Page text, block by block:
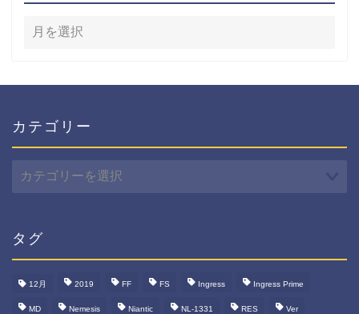
カテゴリー
テ
ー
タグ
12月 2019 FF FS Ingress Ingress Prime
MD Nemesis Niantic NL-1331 RES Ver